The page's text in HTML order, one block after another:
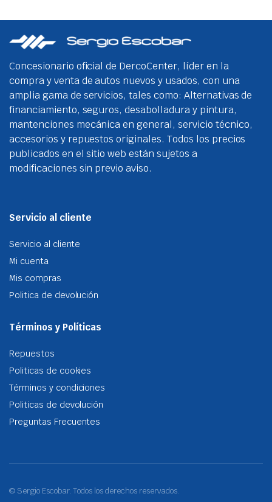
Concesionario oficial de DercoCenter, líder en la
compra y venta de autos nuevos y usados, con una
amplia gama de servicios, tales como: Alternativas de
financiamiento, seguros, desabolladura y pintura,
mantenciones mecánica en general, servicio técnico,
accesorios y repuestos originales. Todos los precios
publicados en el sitio web están sujetos a
modificaciones sin previo aviso.
Servicio al cliente
Servicio al cliente
Mi cuenta
Mis compras
Politica de devolución
Términos y Políticas
Repuestos
Politicas de cookies
Términos y condiciones
Politicas de devolución
Preguntas Frecuentes
© Sergio Escobar. Todos los derechos reservados.